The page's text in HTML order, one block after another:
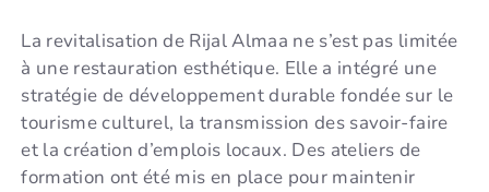
La revitalisation de Rijal Almaa ne s’est pas limitée
à une restauration esthétique. Elle a intégré une
stratégie de développement durable fondée sur le
tourisme culturel, la transmission des savoir-faire
et la création d’emplois locaux. Des ateliers de
formation ont été mis en place pour maintenir